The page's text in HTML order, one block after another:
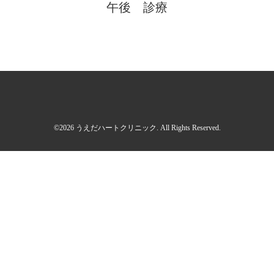
午後 診療
©2026 うえだハートクリニック . All Rights Reserved.